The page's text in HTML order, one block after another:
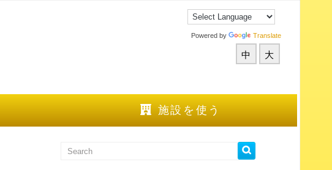
Powered by Translate
中 大
施設を使う